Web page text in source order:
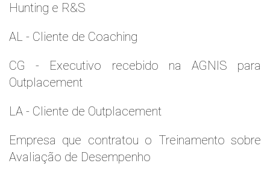
Hunting e R&S
AL - Cliente de Coaching
CG - Executivo recebido na AGNIS para
Outplacement
LA - Cliente de Outplacement
Empresa que contratou o Treinamento sobre
Avaliação de Desempenho